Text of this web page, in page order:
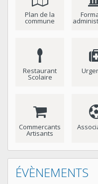
Plan de la
commune
Restaurant
Scolaire
Commercants
Artisants
ÉVÈNEMENTS
Année
précédente
Mois
précédent
Année
suivante
Mois
suivant